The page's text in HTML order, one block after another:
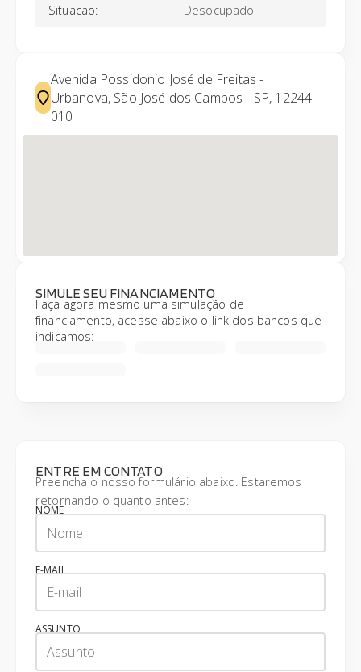
Situacao: Desocupado
Avenida Possidonio José de Freitas -
Urbanova, São José dos Campos - SP, 12244-
010
SIMULE SEU FINANCIAMENTO
Faça agora mesmo uma simulação de
financiamento, acesse abaixo o link dos bancos que
indicamos:
ENTRE EM CONTATO
Preencha o nosso formulário abaixo. Estaremos
retornando o quanto antes:
NOME
E-MAIL
ASSUNTO